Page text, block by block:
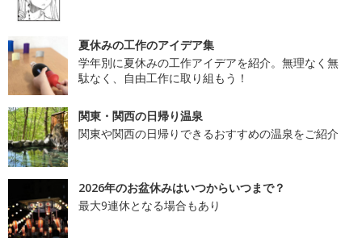
夏休みの工作のアイデア集
学年別に夏休みの工作アイデアを紹介。無理なく無
駄なく、自由工作に取り組もう！
関東・関西の日帰り温泉
関東や関西の日帰りできるおすすめの温泉をご紹介
2026年のお盆休みはいつからいつまで？
最大9連休となる場合もあり